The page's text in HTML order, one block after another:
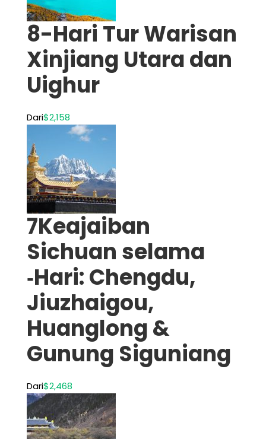
8-Hari Tur Warisan
Xinjiang Utara dan
Uighur
Dari$2,158
7Keajaiban
Sichuan selama
‑Hari: Chengdu,
Jiuzhaigou,
Huanglong &
Gunung Siguniang
Dari$2,468